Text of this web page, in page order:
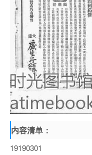
内容清单：
19190301